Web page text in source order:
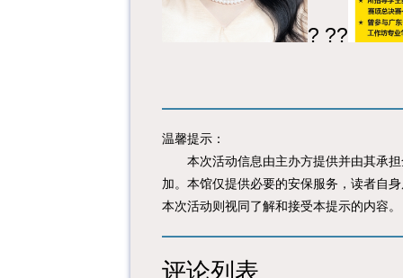
? ??
温馨提示：
本次活动信息由主办方提供并由其承担
加。本馆仅提供必要的安保服务，读者自
本次活动则视同了解和接受本提示的内容。
评论列表